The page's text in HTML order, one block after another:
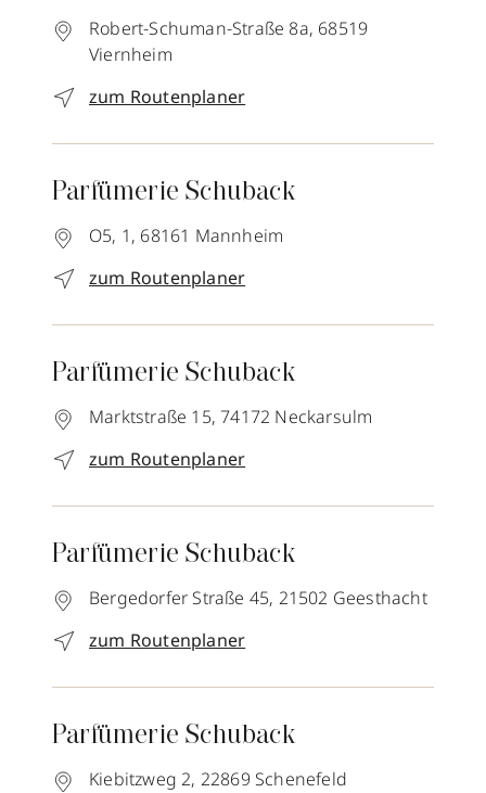
Robert-Schuman-Straße 8a, 68519
Viernheim
zum Routenplaner
Parfümerie Schuback
O5, 1, 68161 Mannheim
zum Routenplaner
Parfümerie Schuback
Marktstraße 15, 74172 Neckarsulm
zum Routenplaner
Parfümerie Schuback
Bergedorfer Straße 45, 21502 Geesthacht
zum Routenplaner
Parfümerie Schuback
Kiebitzweg 2, 22869 Schenefeld